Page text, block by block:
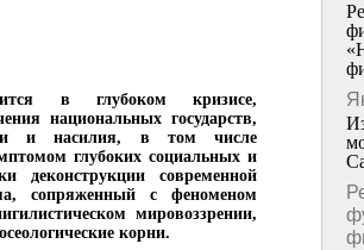
в глубоком кризисе,
национальных государств,
и насилия, в том числе
глубоких социальных и
деконструкции современной
сопряженный с феноменом
мировоззрении,
корни.